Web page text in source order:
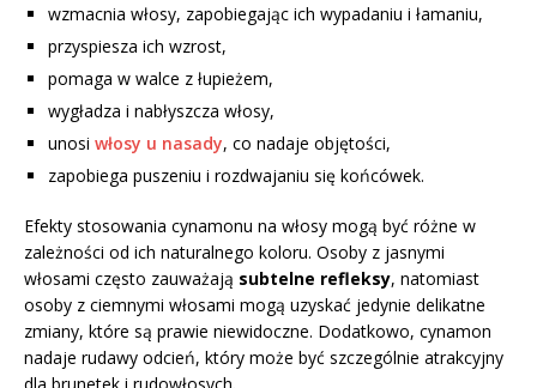
wzmacnia włosy, zapobiegając ich wypadaniu i łamaniu,
przyspiesza ich wzrost,
pomaga w walce z łupieżem,
wygładza i nabłyszcza włosy,
unosi włosy u nasady, co nadaje objętości,
zapobiega puszeniu i rozdwajaniu się końcówek.
Efekty stosowania cynamonu na włosy mogą być różne w
zależności od ich naturalnego koloru. Osoby z jasnymi
włosami często zauważają subtelne refleksy, natomiast
osoby z ciemnymi włosami mogą uzyskać jedynie delikatne
zmiany, które są prawie niewidoczne. Dodatkowo, cynamon
nadaje rudawy odcień, który może być szczególnie atrakcyjny